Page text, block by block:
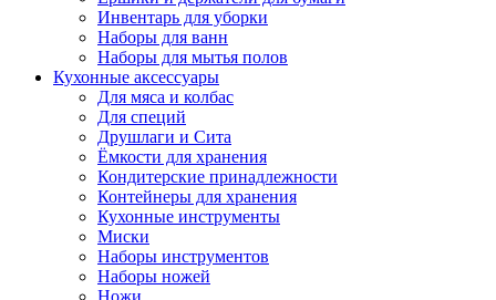
Инвентарь для уборки
Наборы для ванн
Наборы для мытья полов
Кухонные аксессуары
Для мяса и колбас
Для специй
Друшлаги и Сита
Ёмкости для хранения
Кондитерские принадлежности
Контейнеры для хранения
Кухонные инструменты
Миски
Наборы инструментов
Наборы ножей
Ножи